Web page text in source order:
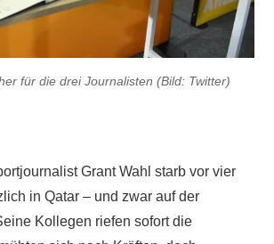
für die drei Journalisten (Bild: Twitter)
Grant Wahl starb vor vier
in Qatar – und zwar auf der
Kollegen riefen sofort die